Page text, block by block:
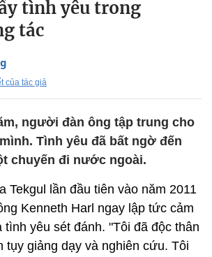
tình yêu trong
tác
của tác giả
người đàn ông tập trung cho
Tình yêu đã bất ngờ đến
chuyến đi nước ngoài.
Tekgul lần đầu tiên vào năm 2011
Kenneth Harl ngay lập tức cảm
yêu sét đánh. "Tôi đã độc thân
tụy giảng dạy và nghiên cứu. Tôi